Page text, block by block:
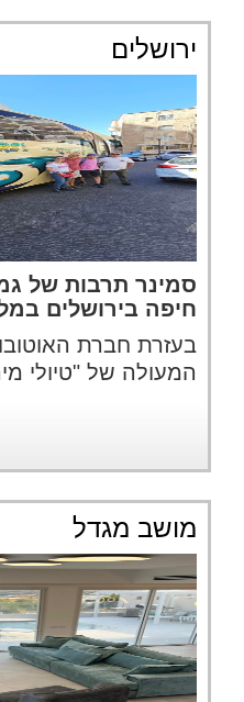
ירושלים
סמינר תרבות של
חיפה בירושלים
בעזרת חברת
המעולה של "טיולי
מושב מגדל